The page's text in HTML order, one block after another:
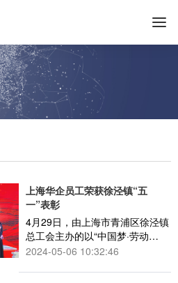
上海华企员工荣获徐泾镇“五
一”表彰
4月29日，由上海市青浦区徐泾镇
总工会主办的以“中国梦·劳动
美”为主题的五一表彰大会，在北
2024-05-06 10:32:46